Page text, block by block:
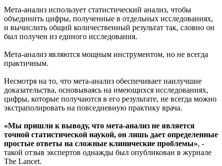
Мета-анализ использует статистический анализ, чтобы
объединить цифры, полученные в отдельных исследованиях,
и вычислить общий количественный результат так, словно он
был получен из единого исследования.
Мета-анализ являются мощным инструментом, но не всегда
практичным.
Несмотря на то, что мета-анализ обеспечивает наилучшие
доказательства, основываясь на имеющихся исследованиях,
цифры, которые получаются в его результате, не всегда можно
экстраполировать на повседневную практику врача.
«Мы пришли к выводу, что мета-анализ не является
точной статистической наукой, он лишь дает определенные
простые ответы на сложные клинические проблемы», -
такой отзыв экспертов однажды был опубликован в журнале
The Lancet.